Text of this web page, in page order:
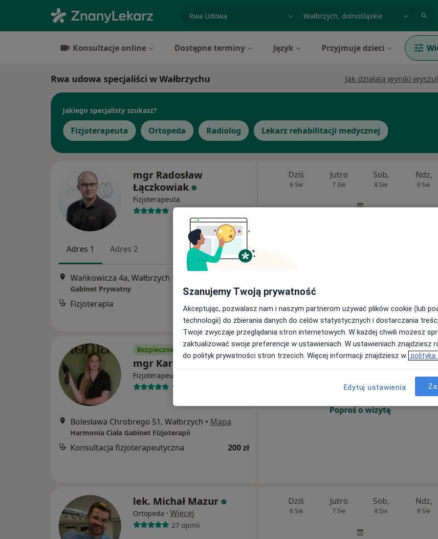
miasto lub dzielnica
Konsultacje online Dostępne terminy Język Przyjmuje dzieci
Rwa udowa specjaliści w Wałbrzychu Jak działają wyniki
Jakiego specjalisty szukasz?
Fizjoterapeuta Ortopeda Radiolog Lekarz rehabilitacji medycznej
mgr Radosław
Łączkowiak
Fizjoterapeuta
187 opinii
Adres 1 Adres 2
Wańkowicza 4a, Wałbrzych •
Gabinet Prywatny
Fizjoterapia 200 zł
Dziś
6 Sie
Jutro
7 Sie
Sob,
8 Sie
Ndz,
9 Sie
Bezpieczne płatności
mgr Karolina Trzeciak
Fizjoterapeuta
14 opinii
Bolesława Chrobrego 51, Wałbrzych • Mapa
Harmonia Ciała Gabinet Fizjoterapii
Konsultacja fizjoterapeutyczna 200 zł
Dziś
6 Sie
Jutro
7 Sie
Sob,
8 Sie
Ndz,
9 Sie
Umawianie online nie jest dostępne
Poproś o wizytę
lek. Michał Mazur
Ortopeda · Więcej
27 opinii
Dziś
6 Sie
Jutro
7 Sie
Sob,
8 Sie
Ndz,
9 Sie
Szanujemy Twoją prywatność
Akceptując, pozwalasz nam i naszym partnerom używać plików cookie (lub
technologii) do zbierania danych do celów statystycznych i dostarczania
Twoje zwyczaje przeglądania stron internetowych. W każdej chwili możesz
zaktualizować swoje preferencje w ustawieniach. W ustawieniach znajdziesz
do polityk prywatności stron trzecich. Więcej informacji znajdziesz w polityka
Edytuj ustawienia